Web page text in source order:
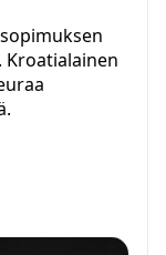
Kroatialainen